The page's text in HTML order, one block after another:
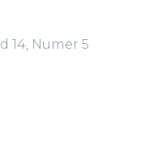
14, Numer 5